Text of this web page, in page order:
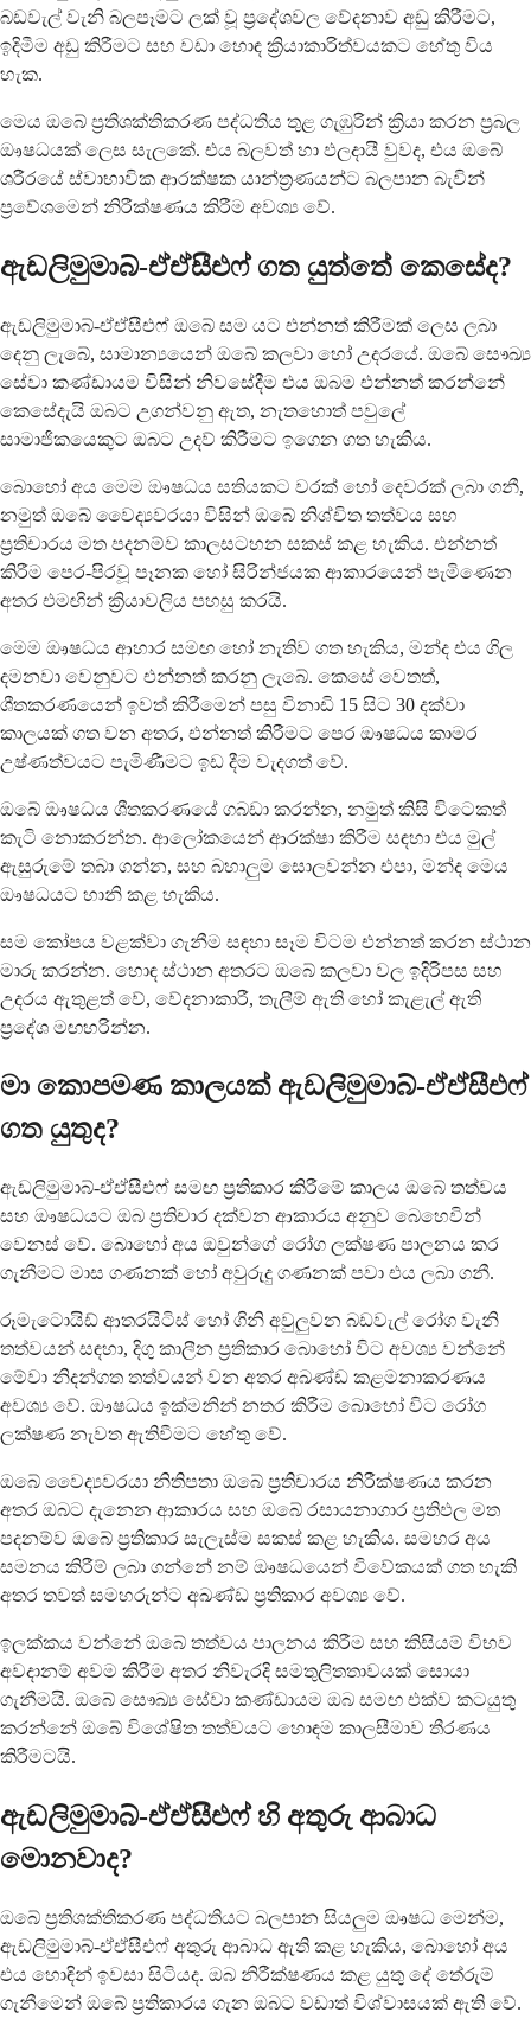
බඩවැල් වැනි බලපෑමට ලක් වූ ප්‍රදේශවල වේදනාව අඩු කිරීමට,
ඉදිමීම අඩු කිරීමට සහ වඩා හොඳ ක්‍රියාකාරිත්වයකට හේතු විය
හැක.
මෙය ඔබේ ප්‍රතිශක්තිකරණ පද්ධතිය තුළ ගැඹුරින් ක්‍රියා කරන ප්‍රබල
ඖෂධයක් ලෙස සැලකේ. එය බලවත් හා ඵලදායී වුවද, එය ඔබේ
ශරීරයේ ස්වාභාවික ආරක්ෂක යාන්ත්‍රණයන්ට බලපාන බැවින්
ප්‍රවේශමෙන් නිරීක්ෂණය කිරීම අවශ්‍ය වේ.
ඇඩලිමුමාබ්-ඒඒසීඑෆ් ගත යුත්තේ කෙසේද?
ඇඩලිමුමාබ්-ඒඒසීඑෆ් ඔබේ සම යට එන්නත් කිරීමක් ලෙස ලබා
දෙනු ලැබේ, සාමාන්‍යයෙන් ඔබේ කලවා හෝ උදරයේ. ඔබේ සෞඛ්‍ය
සේවා කණ්ඩායම විසින් නිවසේදීම එය ඔබම එන්නත් කරන්නේ
කෙසේදැයි ඔබට උගන්වනු ඇත, නැතහොත් පවුලේ
සාමාජිකයෙකුට ඔබට උදව් කිරීමට ඉගෙන ගත හැකිය.
බොහෝ අය මෙම ඖෂධය සතියකට වරක් හෝ දෙවරක් ලබා ගනී,
නමුත් ඔබේ වෛද්‍යවරයා විසින් ඔබේ නිශ්චිත තත්වය සහ
ප්‍රතිචාරය මත පදනම්ව කාලසටහන සකස් කළ හැකිය. එන්නත්
කිරීම පෙර-පිරවූ පෑනක හෝ සිරින්ජයක ආකාරයෙන් පැමිණෙන
අතර එමඟින් ක්‍රියාවලිය පහසු කරයි.
මෙම ඖෂධය ආහාර සමඟ හෝ නැතිව ගත හැකිය, මන්ද එය ගිල
දමනවා වෙනුවට එන්නත් කරනු ලැබේ. කෙසේ වෙතත්,
ශීතකරණයෙන් ඉවත් කිරීමෙන් පසු විනාඩි 15 සිට 30 දක්වා
කාලයක් ගත වන අතර, එන්නත් කිරීමට පෙර ඖෂධය කාමර
උෂ්ණත්වයට පැමිණීමට ඉඩ දීම වැදගත් වේ.
ඔබේ ඖෂධය ශීතකරණයේ ගබඩා කරන්න, නමුත් කිසි විටෙකත්
කැටි නොකරන්න. ආලෝකයෙන් ආරක්ෂා කිරීම සඳහා එය මුල්
ඇසුරුමේ තබා ගන්න, සහ බහාලුම සොලවන්න එපා, මන්ද මෙය
ඖෂධයට හානි කළ හැකිය.
සම කෝපය වළක්වා ගැනීම සඳහා සෑම විටම එන්නත් කරන ස්ථාන
මාරු කරන්න. හොඳ ස්ථාන අතරට ඔබේ කලවා වල ඉදිරිපස සහ
උදරය ඇතුළත් වේ, වේදනාකාරී, තැලීම් ඇති හෝ කැළැල් ඇති
ප්‍රදේශ මඟහරින්න.
මා කොපමණ කාලයක් ඇඩලිමුමාබ්-ඒඒසීඑෆ්
ගත යුතුද?
ඇඩලිමුමාබ්-ඒඒසීඑෆ් සමඟ ප්‍රතිකාර කිරීමේ කාලය ඔබේ තත්වය
සහ ඖෂධයට ඔබ ප්‍රතිචාර දක්වන ආකාරය අනුව බෙහෙවින්
වෙනස් වේ. බොහෝ අය ඔවුන්ගේ රෝග ලක්ෂණ පාලනය කර
ගැනීමට මාස ගණනක් හෝ අවුරුදු ගණනක් පවා එය ලබා ගනී.
රූමැටොයිඩ් ආතරයිටිස් හෝ ගිනි අවුලුවන බඩවැල් රෝග වැනි
තත්වයන් සඳහා, දිගු කාලීන ප්‍රතිකාර බොහෝ විට අවශ්‍ය වන්නේ
මේවා නිදන්ගත තත්වයන් වන අතර අඛණ්ඩ කළමනාකරණය
අවශ්‍ය වේ. ඖෂධය ඉක්මනින් නතර කිරීම බොහෝ විට රෝග
ලක්ෂණ නැවත ඇතිවීමට හේතු වේ.
ඔබේ වෛද්‍යවරයා නිතිපතා ඔබේ ප්‍රතිචාරය නිරීක්ෂණය කරන
අතර ඔබට දැනෙන ආකාරය සහ ඔබේ රසායනාගාර ප්‍රතිඵල මත
පදනම්ව ඔබේ ප්‍රතිකාර සැලැස්ම සකස් කළ හැකිය. සමහර අය
සමනය කිරීම් ලබා ගන්නේ නම් ඖෂධයෙන් විවේකයක් ගත හැකි
අතර තවත් සමහරුන්ට අඛණ්ඩ ප්‍රතිකාර අවශ්‍ය වේ.
ඉලක්කය වන්නේ ඔබේ තත්වය පාලනය කිරීම සහ කිසියම් විභව
අවදානම් අවම කිරීම අතර නිවැරදි සමතුලිතතාවයක් සොයා
ගැනීමයි. ඔබේ සෞඛ්‍ය සේවා කණ්ඩායම ඔබ සමඟ එක්ව කටයුතු
කරන්නේ ඔබේ විශේෂිත තත්වයට හොඳම කාලසීමාව තීරණය
කිරීමටයි.
ඇඩලිමුමාබ්-ඒඒසීඑෆ් හි අතුරු ආබාධ
මොනවාද?
ඔබේ ප්‍රතිශක්තිකරණ පද්ධතියට බලපාන සියලුම ඖෂධ මෙන්ම,
ඇඩලිමුමාබ්-ඒඒසීඑෆ් අතුරු ආබාධ ඇති කළ හැකිය, බොහෝ අය
එය හොඳින් ඉවසා සිටියද. ඔබ නිරීක්ෂණය කළ යුතු දේ තේරුම්
ගැනීමෙන් ඔබේ ප්‍රතිකාරය ගැන ඔබට වඩාත් විශ්වාසයක් ඇති වේ.